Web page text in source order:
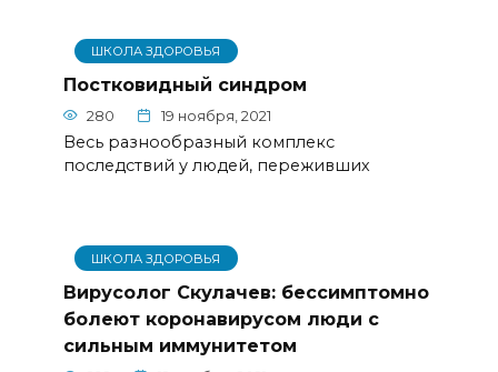
ШКОЛА ЗДОРОВЬЯ
Постковидный синдром
280 19 ноября, 2021
Весь разнообразный комплекс
последствий у людей, переживших
ШКОЛА ЗДОРОВЬЯ
Вирусолог Скулачев: бессимптомно
болеют коронавирусом люди с
сильным иммунитетом